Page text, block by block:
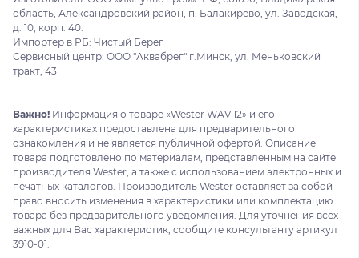
область, Александровский район, п. Балакирево, ул. Заводская,
д. 10, корп. 40.
Импортер в РБ: Чистый Берег
Сервисный центр: ООО "Аквабрег" г.Минск, ул. Меньковский
тракт, 43
Важно! Информация о товаре «Wester WAV 12» и его
характеристиках предоставлена для предварительного
ознакомления и не является публичной офертой. Описание
товара подготовлено по материалам, представленным на сайте
производителя Wester, а также с использованием электронных и
печатных каталогов. Производитель Wester оставляет за собой
право вносить изменения в характеристики или комплектацию
товара без предварительного уведомления. Для уточнения всех
важных для Вас характеристик, сообщите консультанту артикул
3910-01.